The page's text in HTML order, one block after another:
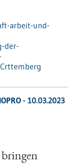
arbeit-und-
der-
- 10.03.2023